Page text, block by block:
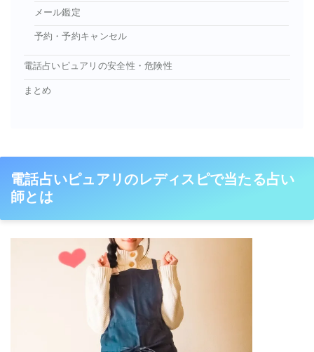
メール鑑定
予約・予約キャンセル
電話占いピュアリの安全性・危険性
まとめ
電話占いピュアリのレディスピで当たる占い
師とは